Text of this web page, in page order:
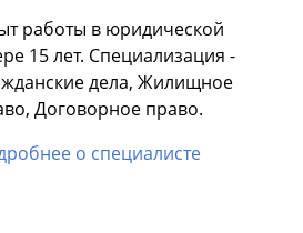
работы в юридической
15 лет. Специализация -
дела, Жилищное
Договорное право.
о специалисте